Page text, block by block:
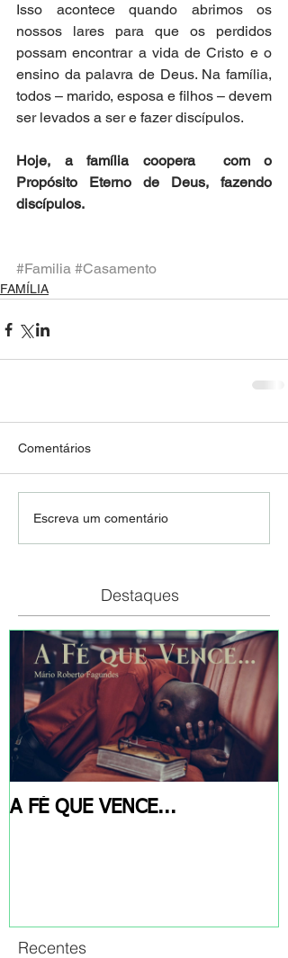
Isso acontece quando abrimos os
nossos lares para que os perdidos
possam encontrar a vida de Cristo e o
ensino da palavra de Deus. Na família,
todos – marido, esposa e filhos – devem
ser levados a ser e fazer discípulos.
Hoje, a família coopera  com o
Propósito Eterno de Deus, fazendo
discípulos.
#Familia #Casamento
FAMÍLIA
Comentários
Escreva um comentário
Destaques
A FÉ QUE VENCE...
Recentes